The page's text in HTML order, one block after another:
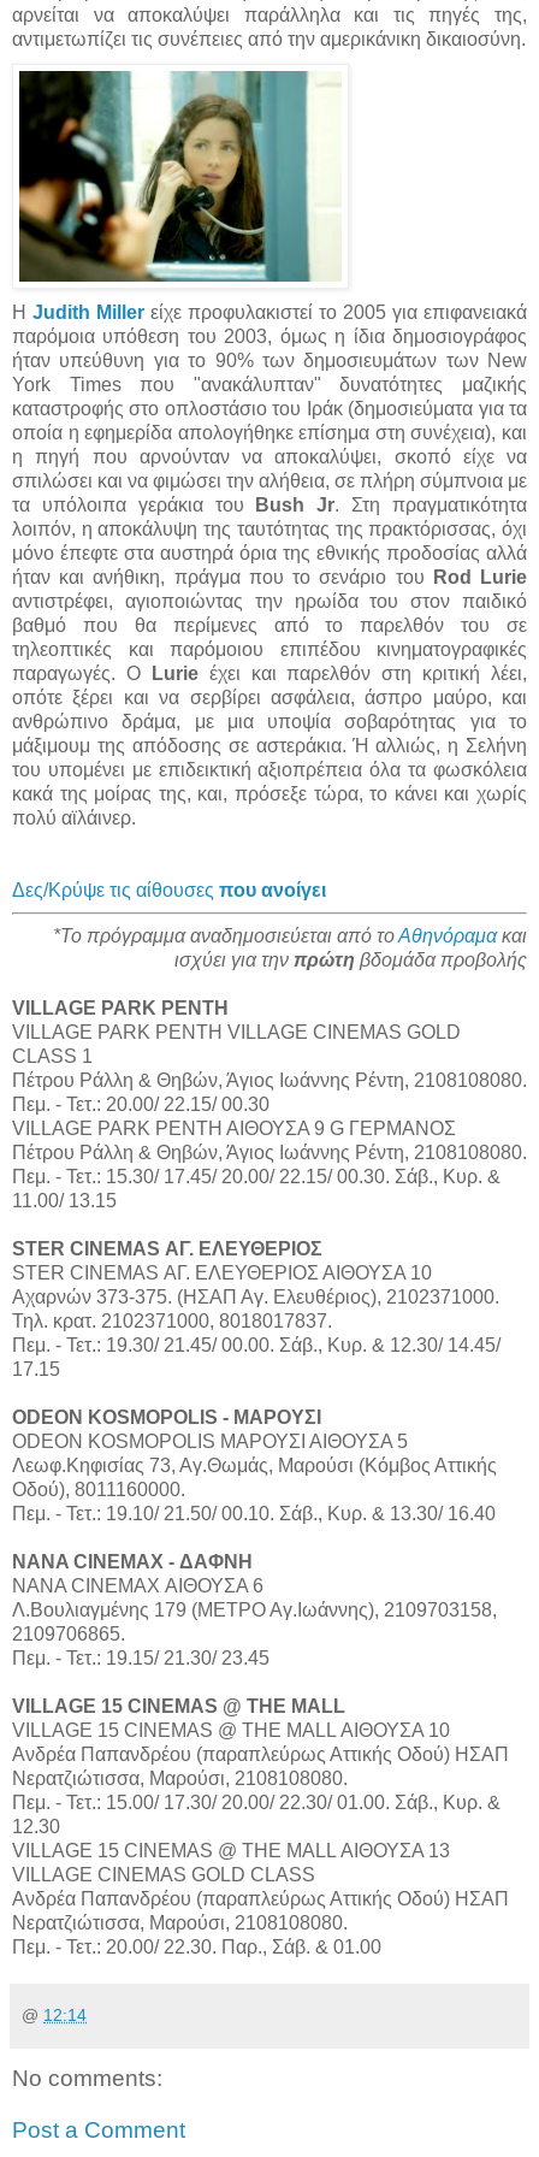
αρνείται να αποκαλύψει παράλληλα και τις πηγές της,
αντιμετωπίζει τις συνέπειες από την αμερικάνικη δικαιοσύνη.
Η Judith Miller είχε προφυλακιστεί το 2005 για επιφανειακά
παρόμοια υπόθεση του 2003, όμως η ίδια δημοσιογράφος
ήταν υπεύθυνη για το 90% των δημοσιευμάτων των New
York Times που "ανακάλυπταν" δυνατότητες μαζικής
καταστροφής στο οπλοστάσιο του Ιράκ (δημοσιεύματα για τα
οποία η εφημερίδα απολογήθηκε επίσημα στη συνέχεια), και
η πηγή που αρνούνταν να αποκαλύψει, σκοπό είχε να
σπιλώσει και να φιμώσει την αλήθεια, σε πλήρη σύμπνοια με
τα υπόλοιπα γεράκια του
Bush Jr. Στη πραγματικότητα
λοιπόν, η αποκάλυψη της ταυτότητας της πρακτόρισσας, όχι
μόνο έπεφτε στα αυστηρά όρια της εθνικής προδοσίας αλλά
ήταν και ανήθικη, πράγμα που το σενάριο του
Rod Lurie
αντιστρέφει, αγιοποιώντας την ηρωίδα του στον παιδικό
βαθμό που θα περίμενες από το παρελθόν του σε
τηλεοπτικές και παρόμοιου επιπέδου κινηματογραφικές
παραγωγές. Ο
Lurieέχει και παρελθόν στη κριτική λέει,
οπότε ξέρει και να σερβίρει ασφάλεια, άσπρο μαύρο, και
ανθρώπινο δράμα, με μια υποψία σοβαρότητας για το
μάξιμουμ της απόδοσης σε αστεράκια. Ή αλλιώς, η Σελήνη
του υπομένει με επιδεικτική αξιοπρέπεια όλα τα φωσκόλεια
κακά της μοίρας της, και, πρόσεξε τώρα, το κάνει και χωρίς
πολύ αϊλάινερ.
Δες/Κρύψε τις αίθουσες που ανοίγει
*Το πρόγραμμα αναδημοσιεύεται από τοΑθηνόραμακαι
ισχύει για την πρώτη βδομάδα προβολής
VILLAGE PARK ΡΕΝΤΗ
VILLAGE PARK ΡΕΝΤΗ VILLAGE CINEMAS GOLD
CLASS 1
Πέτρου Ράλλη & Θηβών, Άγιος Ιωάννης Ρέντη, 2108108080.
Πεμ. - Τετ.: 20.00/ 22.15/ 00.30
VILLAGE PARK ΡΕΝΤΗ ΑΙΘΟΥΣΑ 9 G ΓΕΡΜΑΝΟΣ
Πέτρου Ράλλη & Θηβών, Άγιος Ιωάννης Ρέντη, 2108108080.
Πεμ. - Τετ.: 15.30/ 17.45/ 20.00/ 22.15/ 00.30. Σάβ., Κυρ. &
11.00/ 13.15
STER CINEMAS ΑΓ. ΕΛΕΥΘΕΡΙΟΣ
STER CINEMAS ΑΓ. ΕΛΕΥΘΕΡΙΟΣ ΑΙΘΟΥΣΑ 10
Αχαρνών 373-375. (ΗΣΑΠ Αγ. Ελευθέριος), 2102371000.
Τηλ. κρατ. 2102371000, 8018017837.
Πεμ. - Τετ.: 19.30/ 21.45/ 00.00. Σάβ., Κυρ. & 12.30/ 14.45/
17.15
ODEON KOSMOPOLIS - ΜΑΡΟΥΣΙ
ODEON KOSMOPOLIS ΜΑΡΟΥΣΙ ΑΙΘΟΥΣΑ 5
Λεωφ.Κηφισίας 73, Αγ.Θωμάς, Μαρούσι (Κόμβος Αττικής
Οδού), 8011160000.
Πεμ. - Τετ.: 19.10/ 21.50/ 00.10. Σάβ., Κυρ. & 13.30/ 16.40
NANA CINEMAX - ΔΑΦΝΗ
ΝΑΝΑ CINEMAX ΑΙΘΟΥΣΑ 6
Λ.Βουλιαγμένης 179 (ΜΕΤΡΟ Αγ.Ιωάννης), 2109703158,
2109706865.
Πεμ. - Τετ.: 19.15/ 21.30/ 23.45
VILLAGE 15 CINEMAS @ THE MALL
VILLAGE 15 CINEMAS @ THE MALL ΑΙΘΟΥΣΑ 10
Aνδρέα Παπανδρέου (παραπλεύρως Αττικής Οδού) ΗΣΑΠ
Νερατζιώτισσα, Μαρούσι, 2108108080.
Πεμ. - Τετ.: 15.00/ 17.30/ 20.00/ 22.30/ 01.00. Σάβ., Κυρ. &
12.30
VILLAGE 15 CINEMAS @ THE MALL ΑΙΘΟΥΣΑ 13
VILLAGE CINEMAS GOLD CLASS
Aνδρέα Παπανδρέου (παραπλεύρως Αττικής Οδού) ΗΣΑΠ
Νερατζιώτισσα, Μαρούσι, 2108108080.
Πεμ. - Τετ.: 20.00/ 22.30. Παρ., Σάβ. & 01.00
@ 12:14
No comments:
Post a Comment